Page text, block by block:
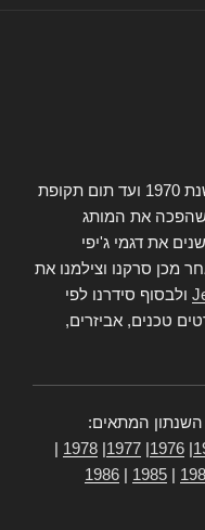
משנת 1970 ועד תום תקופת
את המותג
את דגמי ג'יפי
מכן סרקנו וצילמנו את
ולבסוף סידרנו לפי
טכנים, אביזרים,
המתאים:
1976
1977
1978
1985
1986